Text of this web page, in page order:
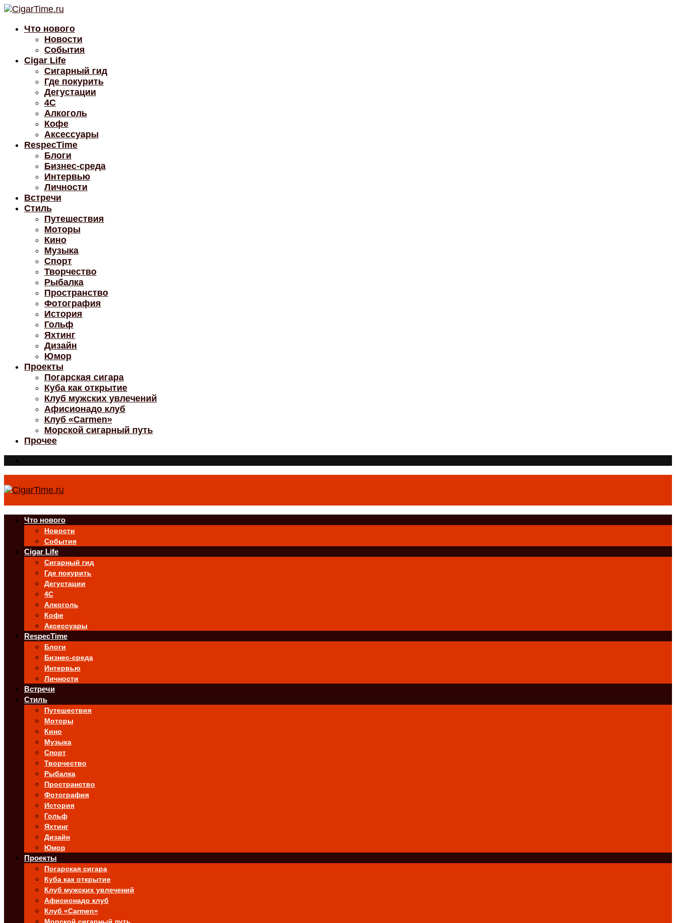
Что нового
Новости
События
Cigar Life
Сигарный гид
Где покурить
Дегустации
4C
Алкоголь
Кофе
Аксессуары
RespecTime
Блоги
Бизнес-среда
Интервью
Личности
Встречи
Стиль
Путешествия
Моторы
Кино
Музыка
Спорт
Творчество
Рыбалка
Пространство
Фотография
История
Гольф
Яхтинг
Дизайн
Юмор
Проекты
Погарская сигара
Куба как открытие
Клуб мужских увлечений
Афисионадо клуб
Клуб «Carmen»
Морской сигарный путь
Прочее
Что нового
Новости
События
Cigar Life
Сигарный гид
Где покурить
Дегустации
4C
Алкоголь
Кофе
Аксессуары
RespecTime
Блоги
Бизнес-среда
Интервью
Личности
Встречи
Стиль
Путешествия
Моторы
Кино
Музыка
Спорт
Творчество
Рыбалка
Пространство
Фотография
История
Гольф
Яхтинг
Дизайн
Юмор
Проекты
Погарская сигара
Куба как открытие
Клуб мужских увлечений
Афисионадо клуб
Клуб «Carmen»